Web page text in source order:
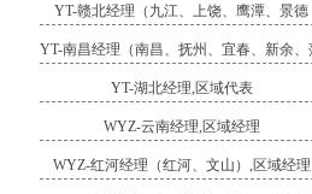
YT-赣北经理（九江、上饶、鹰潭、景德
YT-南昌经理（南昌、抚州、宜春、新余、
YT-湖北经理,区域代表
WYZ-云南经理,区域经理
WYZ-红河经理（红河、文山）,区域经理